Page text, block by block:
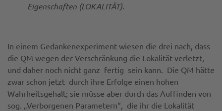
Eigenschaften (LOKALITÄT).
In einem Gedankenexperiment wiesen die drei nach, dass
die QM wegen der Verschränkung die Lokalität verletzt,
und daher noch nicht ganz fertig sein kann. Die QM hätte
zwar schon jetzt durch ihre Erfolge einen hohen
Wahrheitsgehalt; sie müsse aber durch das Auffinden von
sog. „Verborgenen Parametern“, die ihr die Lokalität